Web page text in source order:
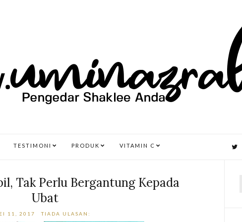
TESTIMONI PRODUK VITAMIN C
Tak Perlu Bergantung Kepada
Ubat
11, 2017 TIADA ULASAN: